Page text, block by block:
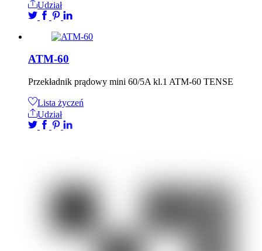
Udział
ATM-60
Przekładnik prądowy mini 60/5A kl.1 ATM-60 TENSE
Lista życzeń
Udział